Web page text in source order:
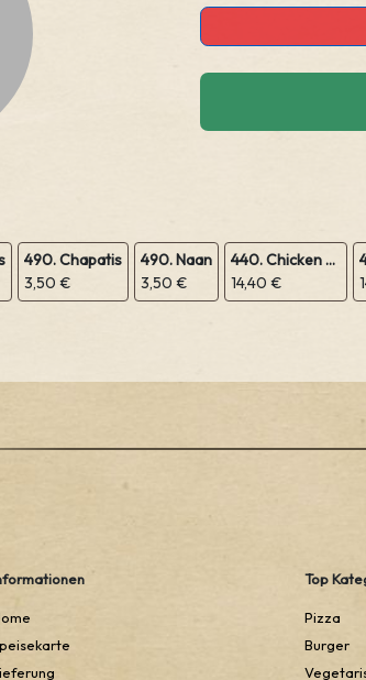
490. Chapatis
3,50 €
490. Naan
3,50 €
440. Chicken Curry
14,40 €
Top
Pizza
Burger